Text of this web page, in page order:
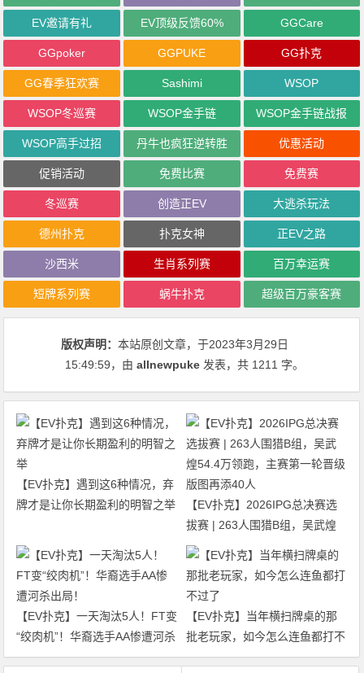
EV邀请有礼 EV顶级反馈60% GGCare
GGpoker GGPUKE GG扑克
GG春季狂欢赛 Sashimi WSOP
WSOP冬巡赛 WSOP金手链 WSOP金手链战报
WSOP高手过招 丹牛也疯狂逆转胜 优惠活动
促销活动 免费比赛 免费赛
冬巡赛 创造正EV 大逃杀玩法
德州扑克 扑克女神 正EV之路
沙西米 生肖系列赛 百万幸运赛
短牌系列赛 蜗牛扑克 超级百万豪客赛
版权声明：本站原创文章，于2023年3月29日
15:49:59，由allnewpuke 发表，共 1211 字。
【EV扑克】遇到这6种情况，弃
牌才是让你长期盈利的明智之举
【EV扑克】2026IPG总决赛选
拔赛 | 263人围猎B组，吴武煌
54.4万领跑，主赛第一轮晋级版
【EV扑克】一天淘汰5人！FT变
“绞肉机”！华裔选手AA惨遭河杀
出局！
【EV扑克】当年横扫牌桌的那
批老玩家，如今怎么连鱼都打不
过了